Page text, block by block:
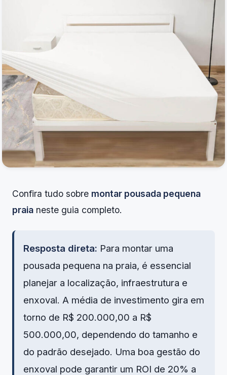
Confira tudo sobre montar pousada pequena
praia neste guia completo.
Resposta direta: Para montar uma
pousada pequena na praia, é essencial
planejar a localização, infraestrutura e
enxoval. A média de investimento gira em
torno de R$ 200.000,00 a R$
500.000,00, dependendo do tamanho e
do padrão desejado. Uma boa gestão do
enxoval pode garantir um ROI de 20% a